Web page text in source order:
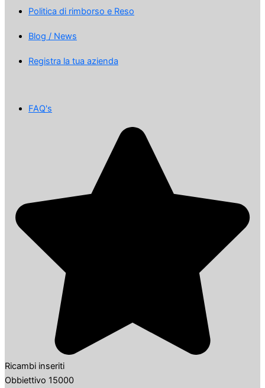
Politica di rimborso e Reso
Blog / News
Registra la tua azienda
FAQ's
Ricambi inseriti
Obbiettivo 15000